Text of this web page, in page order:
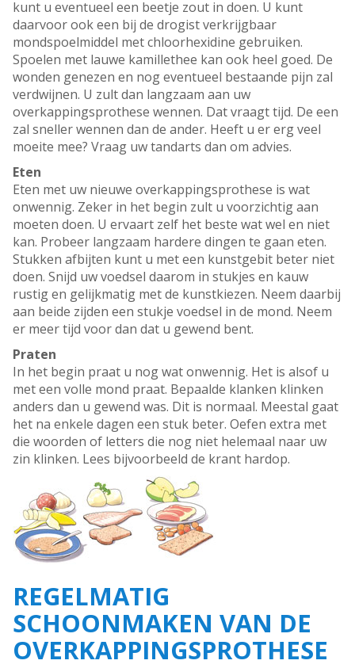
kunt u eventueel een beetje zout in doen. U kunt
daarvoor ook een bij de drogist verkrijgbaar
mondspoelmiddel met chloorhexidine gebruiken.
Spoelen met lauwe kamillethee kan ook heel goed. De
wonden genezen en nog eventueel bestaande pijn zal
verdwijnen. U zult dan langzaam aan uw
overkappingsprothese wennen. Dat vraagt tijd. De een
zal sneller wennen dan de ander. Heeft u er erg veel
moeite mee? Vraag uw tandarts dan om advies.
Eten
Eten met uw nieuwe overkappingsprothese is wat
onwennig. Zeker in het begin zult u voorzichtig aan
moeten doen. U ervaart zelf het beste wat wel en niet
kan. Probeer langzaam hardere dingen te gaan eten.
Stukken afbijten kunt u met een kunstgebit beter niet
doen. Snijd uw voedsel daarom in stukjes en kauw
rustig en gelijkmatig met de kunstkiezen. Neem daarbij
aan beide zijden een stukje voedsel in de mond. Neem
er meer tijd voor dan dat u gewend bent.
Praten
In het begin praat u nog wat onwennig. Het is alsof u
met een volle mond praat. Bepaalde klanken klinken
anders dan u gewend was. Dit is normaal. Meestal gaat
het na enkele dagen een stuk beter. Oefen extra met
die woorden of letters die nog niet helemaal naar uw
zin klinken. Lees bijvoorbeeld de krant hardop.
REGELMATIG
SCHOONMAKEN VAN DE
OVERKAPPINGSPROTHESE